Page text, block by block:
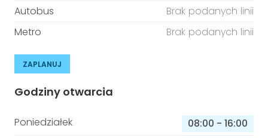
Autobus
Brak podanych linii
Metro
Brak podanych linii
ZAPLANUJ
Godziny otwarcia
Poniedziałek 08:00 - 16:00